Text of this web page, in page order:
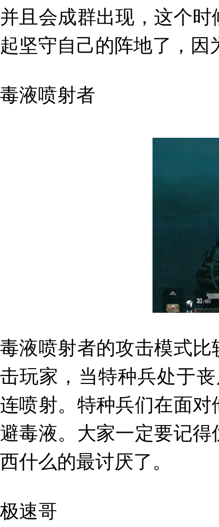
并且会成群出现，这个
起坚守自己的阵地了，因
毒液喷射者
毒液喷射者的攻击模式
击玩家， 当特种兵处于
连喷射。特种兵们在面
避毒液。大家一定要记
西什么的最讨厌了。
极速哥